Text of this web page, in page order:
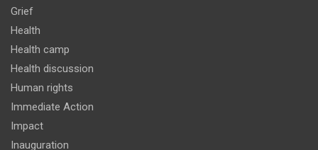
Grief
Health
Health camp
Health discussion
Human rights
Immediate Action
Impact
Inauguration